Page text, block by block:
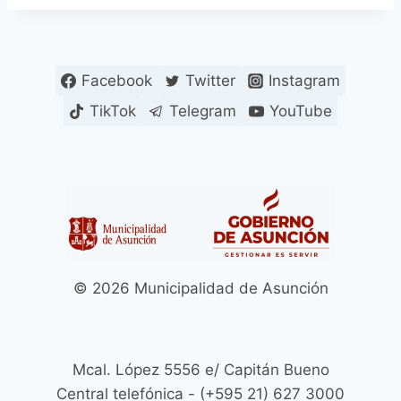
Facebook Twitter
Instagram
TikTok
Telegram YouTube
© 2026 Municipalidad de Asunción
Mcal. López 5556 e/ Capitán Bueno
Central telefónica - (+595 21) 627 3000